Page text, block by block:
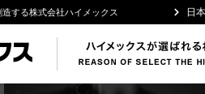
する株式会社ハイメックス 日